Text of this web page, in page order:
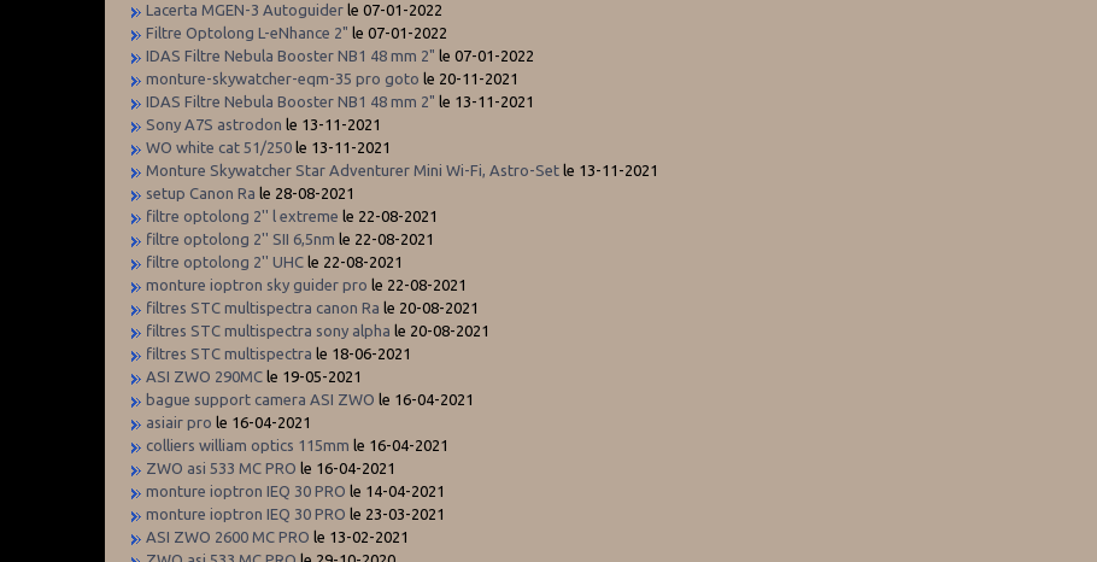
Lacerta MGEN-3 Autoguider le 07-01-2022
Filtre Optolong L-eNhance 2" le 07-01-2022
IDAS Filtre Nebula Booster NB1 48 mm 2" le 07-01-2022
monture-skywatcher-eqm-35 pro goto le 20-11-2021
IDAS Filtre Nebula Booster NB1 48 mm 2" le 13-11-2021
Sony A7S astrodon le 13-11-2021
WO white cat 51/250 le 13-11-2021
Monture Skywatcher Star Adventurer Mini Wi-Fi, Astro-Set le 13-11-2021
setup Canon Ra le 28-08-2021
filtre optolong 2'' l extreme le 22-08-2021
filtre optolong 2'' SII 6,5nm le 22-08-2021
filtre optolong 2'' UHC le 22-08-2021
monture ioptron sky guider pro le 22-08-2021
filtres STC multispectra canon Ra le 20-08-2021
filtres STC multispectra sony alpha le 20-08-2021
filtres STC multispectra le 18-06-2021
ASI ZWO 290MC le 19-05-2021
bague support camera ASI ZWO le 16-04-2021
asiair pro le 16-04-2021
colliers william optics 115mm le 16-04-2021
ZWO asi 533 MC PRO le 16-04-2021
monture ioptron IEQ 30 PRO le 14-04-2021
monture ioptron IEQ 30 PRO le 23-03-2021
ASI ZWO 2600 MC PRO le 13-02-2021